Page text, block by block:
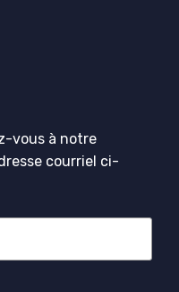
vous à notre
courriel ci-